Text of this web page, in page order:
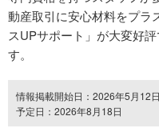
動産取引に安心材料をプラ
スUPサポート」が大変好
す。
情報掲載開始日：2026年5月12
予定日：2026年8月18日